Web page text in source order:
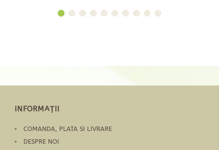
INFORMAŢII
COMANDA, PLATA SI LIVRARE
DESPRE NOI